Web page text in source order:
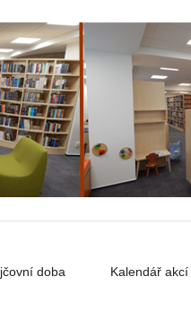
doba Kalendář akcí